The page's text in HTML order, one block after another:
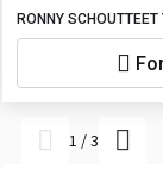
RONNY
1 /3